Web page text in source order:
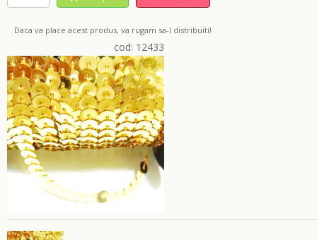
Daca va place acest produs, va rugam sa-l distribuiti!
cod: 12433